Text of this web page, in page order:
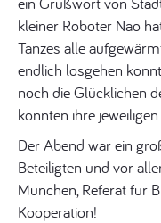
kleiner Roboter Nao
Tanzes alle
endlich losgehen
noch die Glücklichen
konnten ihre
Der Abend war ein
Beteiligten und vor
München, Referat für
Kooperation!